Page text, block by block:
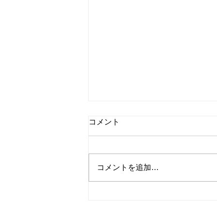
アニメ『キングダム』第27話
はアニメ『キングダム』第27話
を紹介します！ [内容] #27 飛信隊
コメント
コメントを追加…